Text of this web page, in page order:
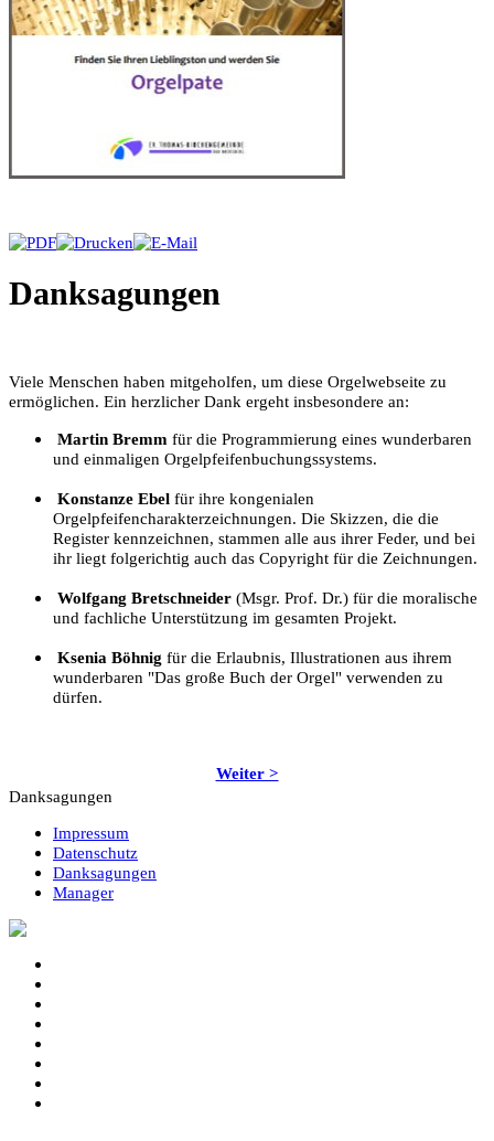
Danksagungen
Viele Menschen haben mitgeholfen, um diese Orgelwebseite zu
ermöglichen. Ein herzlicher Dank ergeht insbesondere an:
Martin Bremm für die Programmierung eines wunderbaren
und einmaligen Orgelpfeifenbuchungssystems.
Konstanze Ebel für ihre kongenialen
Orgelpfeifencharakterzeichnungen. Die Skizzen, die die
Register kennzeichnen, stammen alle aus ihrer Feder, und bei
ihr liegt folgerichtig auch das Copyright für die Zeichnungen.
Wolfgang Bretschneider (Msgr. Prof. Dr.) für die moralische
und fachliche Unterstützung im gesamten Projekt.
Ksenia Böhnig für die Erlaubnis, Illustrationen aus ihrem
wunderbaren "Das große Buch der Orgel" verwenden zu
dürfen.
Weiter >
Danksagungen
Impressum
Datenschutz
Danksagungen
Manager